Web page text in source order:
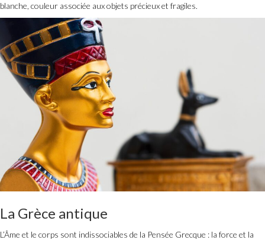
blanche, couleur associée aux objets précieux et fragiles.
La Grèce antique
L’Âme et le corps sont indissociables de la Pensée Grecque : la force et la